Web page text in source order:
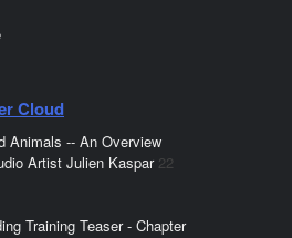
Cloud
Animals -- An Overview
Artist Julien Kaspar 22
Training Teaser - Chapter